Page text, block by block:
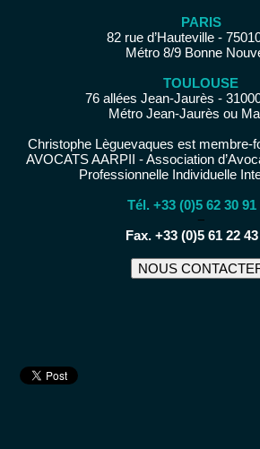
PARIS
82 rue d’Hauteville -
Métro 8/9 Bonne
TOULOUSE
76 allées Jean-Jaurès -
Métro Jean-Jaurès ou
Christophe Lèguevaques est membre-
AVOCATS AARPII - Association
Professionnelle Individuelle
Tél. +33 (0)5 62 30 91
−
Fax. +33 (0)5 61 22
NOUS